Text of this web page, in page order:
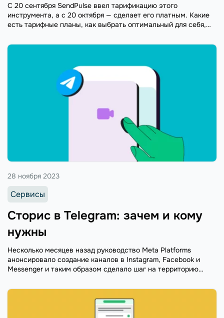
С 20 сентября SendPulse ввел тарификацию этого
инструмента, а с 20 октября — сделает его платным. Какие
есть тарифные планы, как выбрать оптимальный для себя,
Сторис в Telegram: зачем и кому
нужны
28 ноября 2023
Сервисы
Несколько месяцев назад руководство Meta Platforms
анонсировало создание каналов в Instagram, Facebook и
Messenger и таким образом сделало шаг на территорию
Дуров заявил, что в Telegram ...